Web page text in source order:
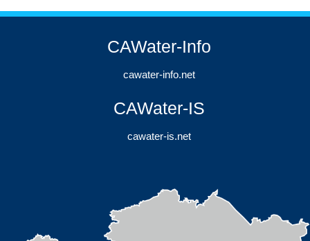
CAWater-Info
cawater-info.net
CAWater-IS
cawater-is.net